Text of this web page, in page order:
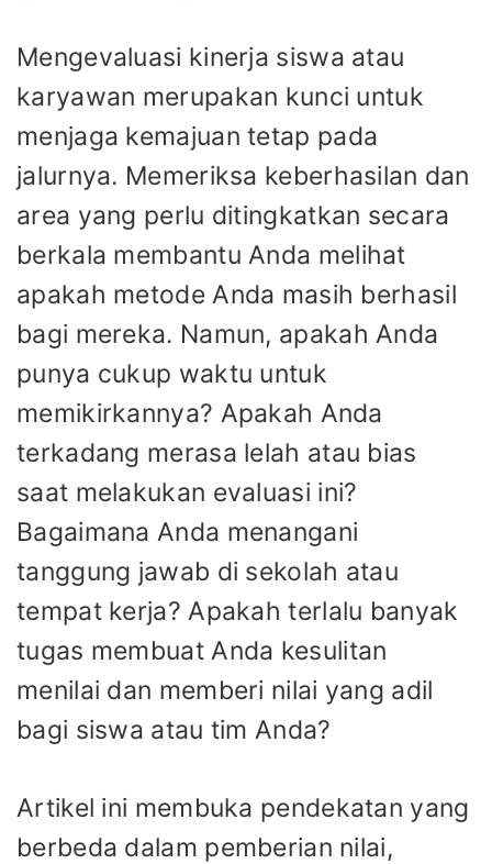
Mengevaluasi kinerja siswa atau
karyawan merupakan kunci untuk
menjaga kemajuan tetap pada
jalurnya. Memeriksa keberhasilan dan
area yang perlu ditingkatkan secara
berkala membantu Anda melihat
apakah metode Anda masih berhasil
bagi mereka. Namun, apakah Anda
punya cukup waktu untuk
memikirkannya? Apakah Anda
terkadang merasa lelah atau bias
saat melakukan evaluasi ini?
Bagaimana Anda menangani
tanggung jawab di sekolah atau
tempat kerja? Apakah terlalu banyak
tugas membuat Anda kesulitan
menilai dan memberi nilai yang adil
bagi siswa atau tim Anda?
Artikel ini membuka pendekatan yang
berbeda dalam pemberian nilai,